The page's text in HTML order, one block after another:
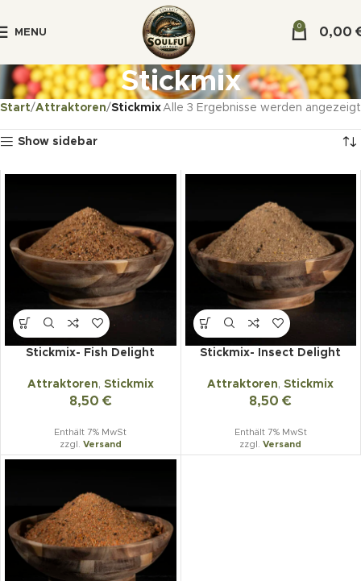
MENU
0 0,00
Stickmix
Start Attraktoren StickmixAlle 3 Ergebnisse werden angezeigt
Show sidebar
Stickmix- Fish Delight
Attraktoren, Stickmix
8,50 €
Enthält 7% MwSt
zzgl. Versand
Stickmix- Insect Delight
Attraktoren,Stickmix
8,50€
Enthält 7% MwSt
zzgl.Versand